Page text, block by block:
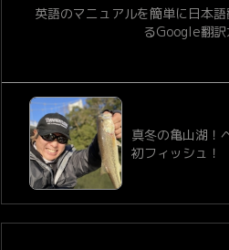
英語のマニュアルを簡単に日本語
るGoogle翻訳
真冬の亀山湖！
初フィッシュ！